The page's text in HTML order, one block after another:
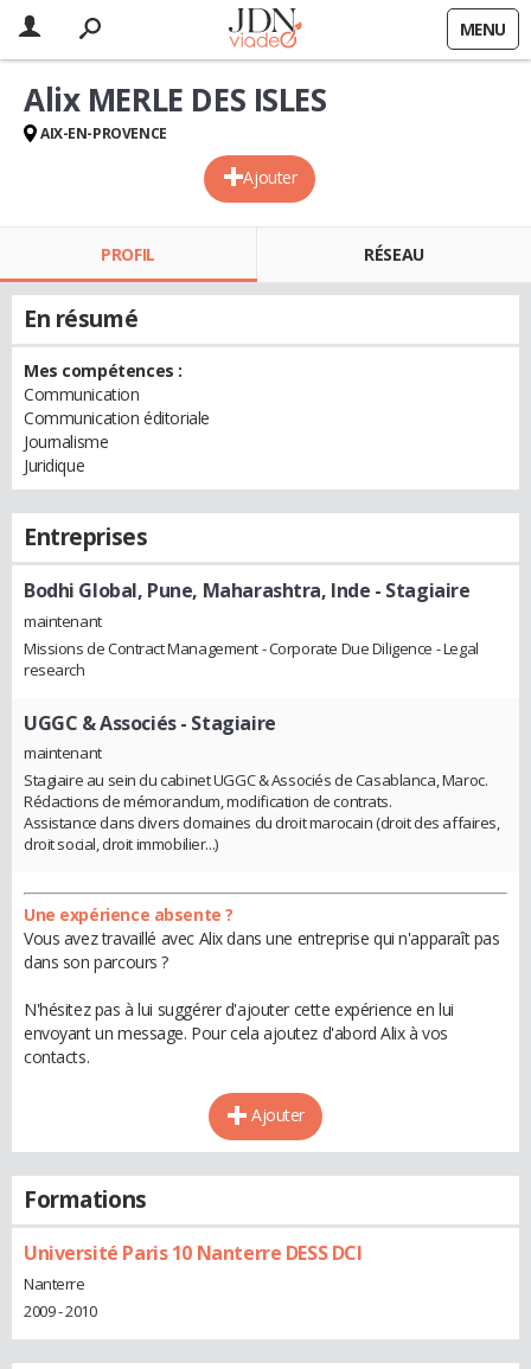
MENU
Ajouter
Alix MERLE DES ISLES
AIX-EN-PROVENCE
PROFIL RÉSEAU
En résumé
Mes compétences :
Communication
Communication éditoriale
Journalisme
Juridique
Entreprises
Bodhi Global, Pune, Maharashtra, Inde - Stagiaire
maintenant
Missions de Contract Management - Corporate Due Diligence - Legal
research
UGGC & Associés- Stagiaire
maintenant
Stagiaire au sein du cabinet UGGC & Associés de Casablanca, Maroc.
Rédactions de mémorandum, modification de contrats.
Assistance dans divers domaines du droit marocain (droit des affaires,
droit social, droit immobilier...)
Une expérience absente ?
Vous avez travaillé avec Alix dans une entreprise qui n'apparaît pas
dans son parcours ?
N'hésitez pas à lui suggérer d'ajouter cette expérience en lui
envoyant un message. Pour cela ajoutez d'abord Alix à vos
contacts.
Ajouter
Formations
Université Paris 10 Nanterre DESS DCI
Nanterre
2009 - 2010